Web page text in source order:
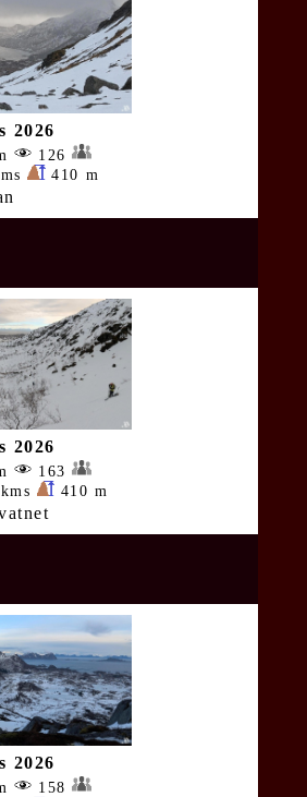
2026
126
410 m
2026
163
410 m
2026
158